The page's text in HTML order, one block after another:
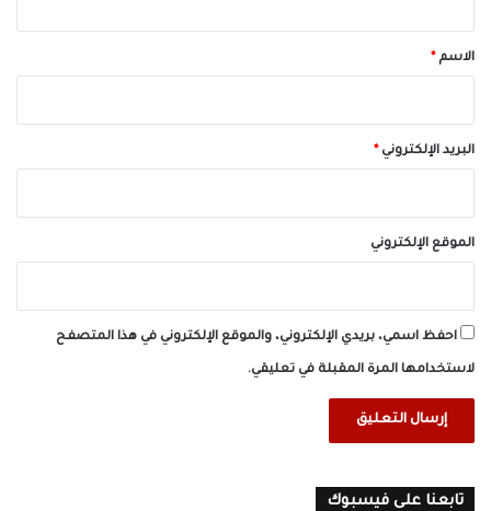
*الاسم*
البريد الإلكتروني*
الموقع الإلكتروني
احفظ اسمي، بريدي الإلكتروني، والموقع الإلكتروني في هذا المتصفح
لاستخدامها المرة المقبلة في تعليقي.
تابعنا على فيسبوك